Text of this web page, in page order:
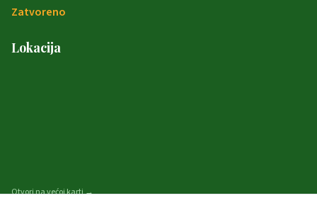
Zatvoreno
Lokacija
Otvori na većoj karti →